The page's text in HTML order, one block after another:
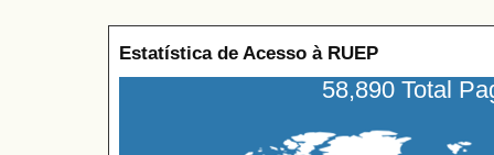
Estatística de Acesso à RUEP
58,890 Total